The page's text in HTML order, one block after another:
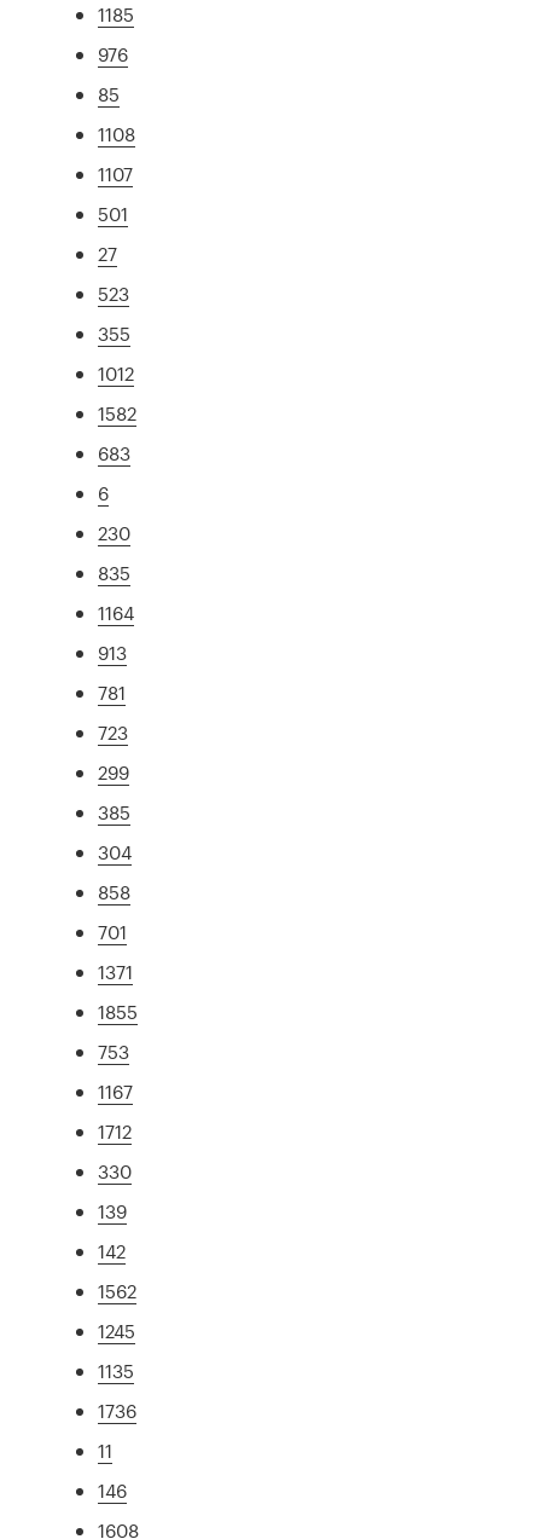
1185
976
85
1108
1107
501
27
523
355
1012
1582
683
6
230
835
1164
913
781
723
299
385
304
858
701
1371
1855
753
1167
1712
330
139
142
1562
1245
1135
1736
11
146
1608